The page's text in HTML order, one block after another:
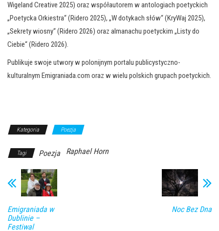
Wigeland Creative 2025) oraz współautorem w antologiach poetyckich
„Poetycka Orkiestra“ (Ridero 2025), „W dotykach słów“ (KryWaj 2025),
„Sekrety wiosny“ (Ridero 2026) oraz almanachu poetyckim „Listy do
Ciebie“ (Ridero 2026).
Publikuje swoje utwory w polonijnym portalu publicystyczno-
kulturalnym Emigraniada.com oraz w wielu polskich grupach poetyckich.
Kategoria Poezja
Tagi Poezja Raphael Horn
Emigraniada w
Dublinie –
Festiwal
Noc Bez Dna